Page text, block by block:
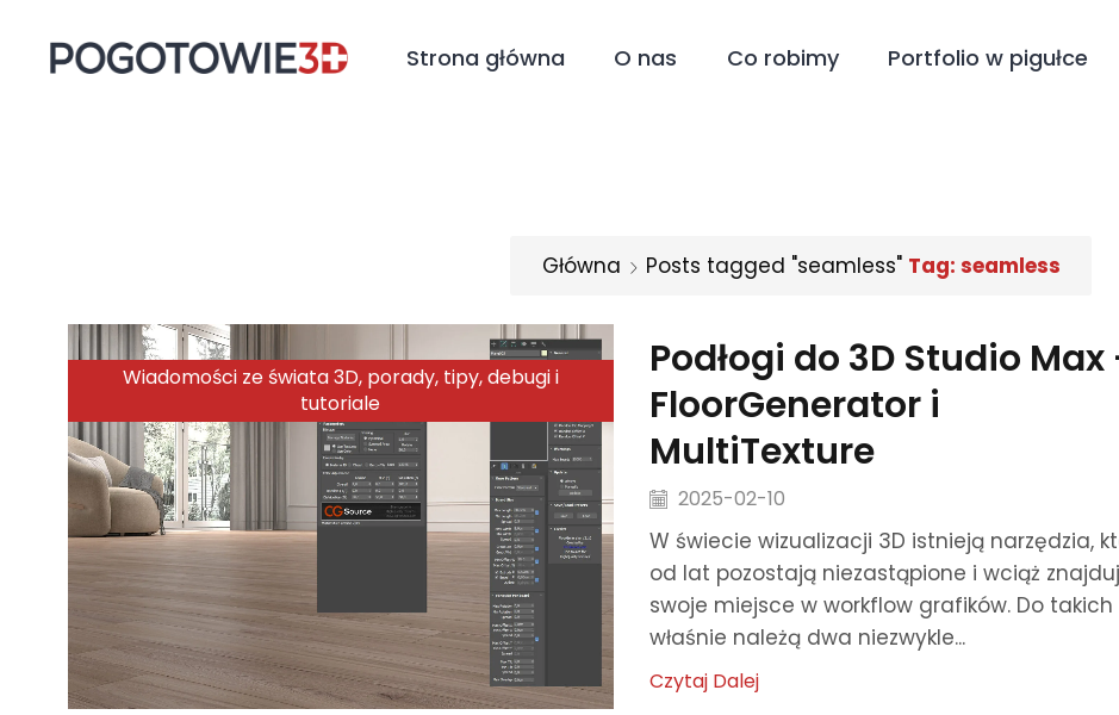
Strona główna O nas Co robimy Portfolio w pigułce
Główna Posts tagged "seamless" Tag: seamless
Wiadomości ze świata 3D, porady, tipy, debugi i
tutoriale
Podłogi do 3D Studio Max
FloorGenerator i
MultiTexture
2025-02-10
W świecie wizualizacji 3D istnieją narzędzia,
od lat pozostają niezastąpione i wciąż
swoje miejsce w workflow grafików. Do takich
właśnie należą dwa niezwykle...
Czytaj Dalej